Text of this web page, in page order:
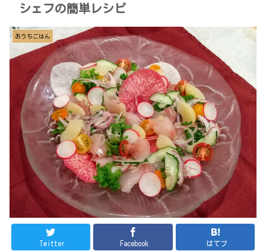
シェフの簡単レシピ
おうちごはん
Twitter Facebook はてブ